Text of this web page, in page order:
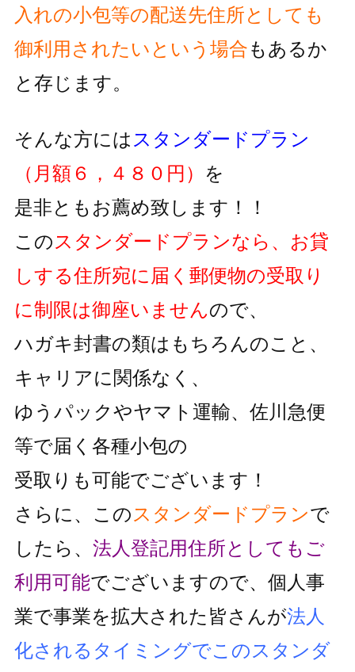
入れの小包等の配送先住所としても
御利用されたいという 場合もあるか
と存じます。
そんな方には スタンダードプラン
（月額６，４８０円） を
是非ともお薦め致します！！
この スタンダードプランなら、お貸
しする住所宛に届く郵便物の受取り
に制限は御座いませんので、
ハガキ封書の類はもちろんのこと、
キャリアに関係なく、
ゆうパックやヤマト運輸、佐川急便
等で届く各種小包の
受取りも可能でございます！
さらに、この スタンダードプランで
したら、 法人登記用住所としても ご
利用可能でございますので、個人事
業で事業を拡大された皆さんが法人
化されるタイミングでこのスタンダ